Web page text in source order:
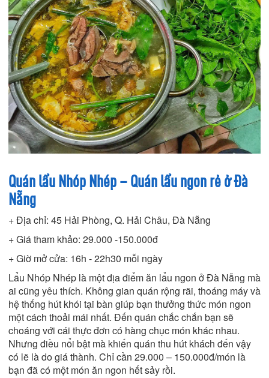
Quán lẩu Nhóp Nhép – Quán lẩu ngon rẻ ở Đà
Nẵng
+ Địa chỉ: 45 Hải Phòng, Q. Hải Châu, Đà Nẵng
+ Giá tham khảo: 29.000 -150.000đ
+ Giờ mở cửa: 16h - 22h30 mỗi ngày
Lẩu Nhóp Nhép là một địa điểm ăn lẩu ngon ở Đà Nẵng mà
ai cũng yêu thích. Không gian quán rộng rãi, thoáng máy và
hệ thống hút khói tại bàn giúp bạn thưởng thức món ngon
một cách thoải mái nhất. Đến quán chắc chắn bạn sẽ
choáng với cái thực đơn có hàng chục món khác nhau.
Nhưng điều nổi bật mà khiến quán thu hút khách đến vậy
có lẽ là do giá thành. Chỉ cần 29.000 – 150.000đ/món là
bạn đã có một món ăn ngon hết sảy rồi.